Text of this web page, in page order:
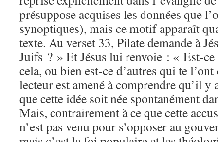
présuppose acquises les données que
synoptiques), mais ce motif apparaît
texte. Au verset 33, Pilate demande à
Juifs ? » Et Jésus lui renvoie : « Est-
cela, ou bien est-ce d’autres qui te
lecteur est amené à comprendre qu’il y
que cette idée soit née spontanément
Mais, contrairement à ce que cette
n’est pas venu pour s’opposer au